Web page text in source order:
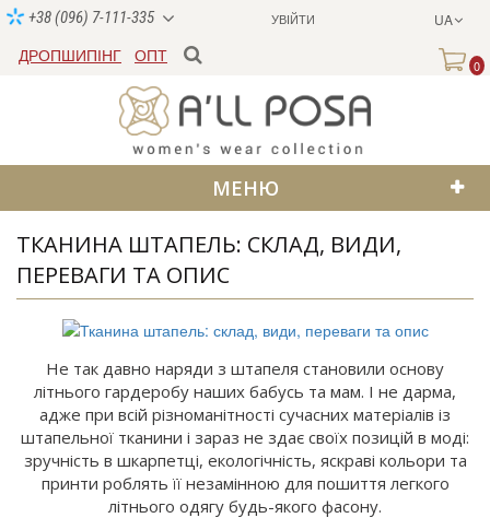
УВІЙТИ UA
+38 (096) 7-111-335
ДРОПШИПІНГ ОПТ
0
МЕНЮ
ТКАНИНА ШТАПЕЛЬ: СКЛАД, ВИДИ,
ПЕРЕВАГИ ТА ОПИС
Не так давно наряди з штапеля становили основу
літнього гардеробу наших бабусь та мам. І не дарма,
адже при всій різноманітності сучасних матеріалів із
штапельної тканини і зараз не здає своїх позицій в моді:
зручність в шкарпетці, екологічність, яскраві кольори та
принти роблять її незамінною для пошиття легкого
літнього одягу будь-якого фасону.